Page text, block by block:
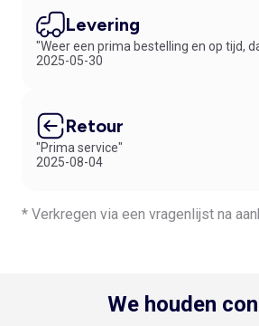
Levering
"Weer een prima bestelling en op tijd,
2025-05-30
Retour
"Prima service"
2025-08-04
* Verkregen via een vragenlijst na
We houden